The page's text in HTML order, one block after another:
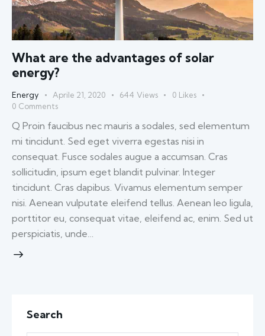
What are the advantages of solar
energy?
Energy Aprile 21, 2020 644 Views 0 Likes
0 Comments
Q Proin faucibus nec mauris a sodales, sed elementum
mi tincidunt. Sed eget viverra egestas nisi in
consequat. Fusce sodales augue a accumsan. Cras
sollicitudin, ipsum eget blandit pulvinar. Integer
tincidunt. Cras dapibus. Vivamus elementum semper
nisi. Aenean vulputate eleifend tellus. Aenean leo ligula,
porttitor eu, consequat vitae, eleifend ac, enim. Sed ut
perspiciatis, unde…
Search